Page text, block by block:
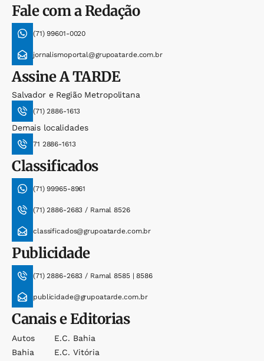
Fale com a Redação
(71) 99601-0020
jornalismoportal@grupoatarde.com.br
AssineA TARDE
Salvador e Região Metropolitana
(71) 2886-1613
Demais localidades
71 2886-1613
Classificados
(71) 99965-8961
(71) 2886-2683 / Ramal 8526
classificados@grupoatarde.com.br
Publicidade
(71) 2886-2683 / Ramal 8585 | 8586
publicidade@grupoatarde.com.br
Canais e Editorias
Autos
Bahia
E.c. Bahia
E.c. Vitória